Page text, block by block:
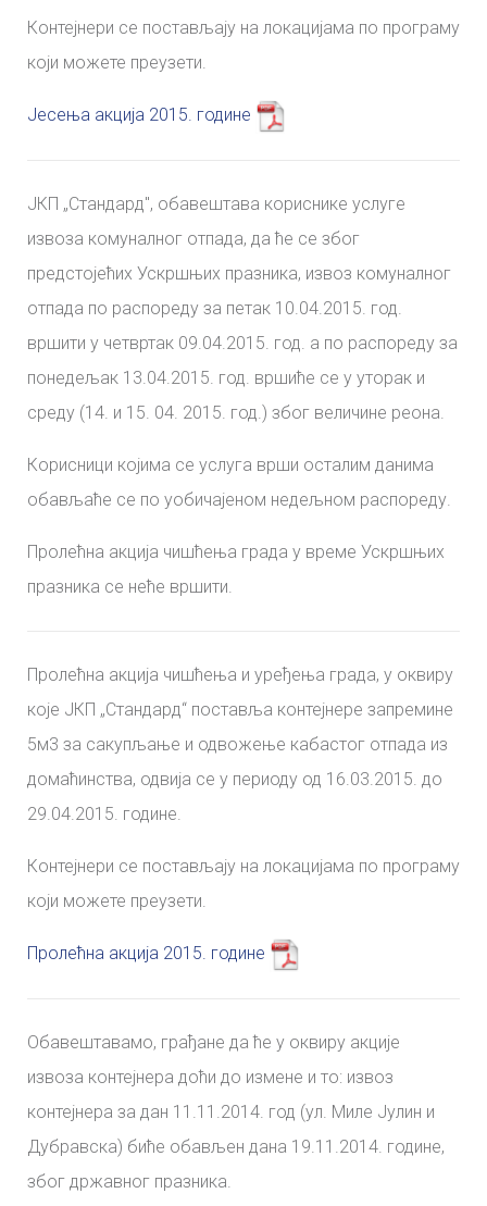
Контејнери се постављају на локацијама по програму
који можете преузети.
Јесења акција 2015. године
ЈКП „Стандард", обавештава кориснике услуге
извоза комуналног отпада, да ће се због
предстојећих Ускршњих празника, извоз комуналног
отпада по распореду за петак 10.04.2015. год.
вршити у четвртак 09.04.2015. год. а по распореду за
понедељак 13.04.2015. год. вршиће се у уторак и
среду (14. и 15. 04. 2015. год.) због величине реона.
Корисници којима се услуга врши осталим данима
обављаће се по уобичајеном недељном распореду.
Пролећна акција чишћења града у време Ускршњих
празника се неће вршити.
Пролећна акција чишћења и уређења града, у оквиру
које ЈКП „Стандард“ поставља контејнере запремине
5м3 за сакупљање и одвожење кабастог отпада из
домаћинства, одвија се у периоду од 16.03.2015. до
29.04.2015. године.
Контејнери се постављају на локацијама по програму
који можете преузети.
Пролећна акција 2015. године
Обавештавамо, грађане да ће у оквиру акције
извоза контејнера доћи до измене и то: извоз
контејнера за дан 11.11.2014. год (ул. Миле Јулин и
Дубравска) биће обављен дана 19.11.2014. године,
због државног празника.